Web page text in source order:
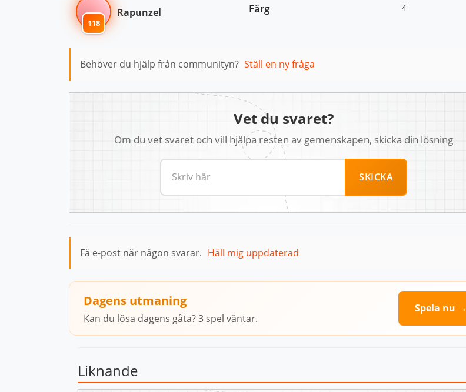
118
Rapunzel Färg 4
Behöver du hjälp från communityn? Ställ en ny fråga
Vet du svaret?
Om du vet svaret och vill hjälpa resten av gemenskapen, skicka din lösning
SKICKA
Få e-post när någon svarar. Håll mig uppdaterad
Dagens utmaning
Kan du lösa dagens gåta? 3 spel väntar.
Spela nu →
Liknande